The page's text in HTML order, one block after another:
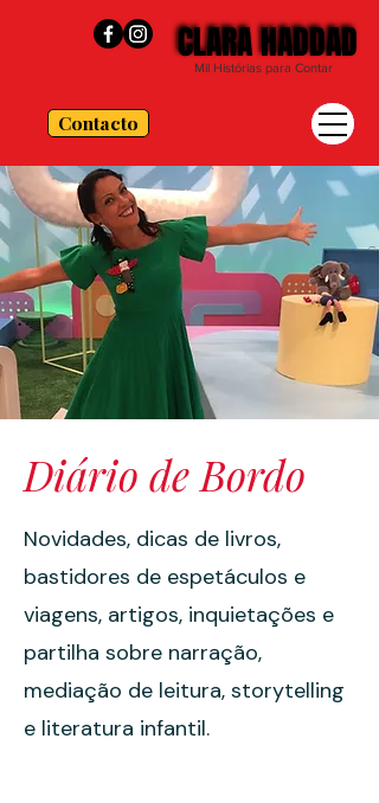
Contacto
CLARA HADDAD
CLARA HADDAD
Mil Histórias para Contar
Diário de Bordo
Novidades, dicas de livros,
bastidores de espetáculos e
viagens, artigos, inquietações e
partilha sobre narração,
mediação de leitura, storytelling
e literatura infantil.